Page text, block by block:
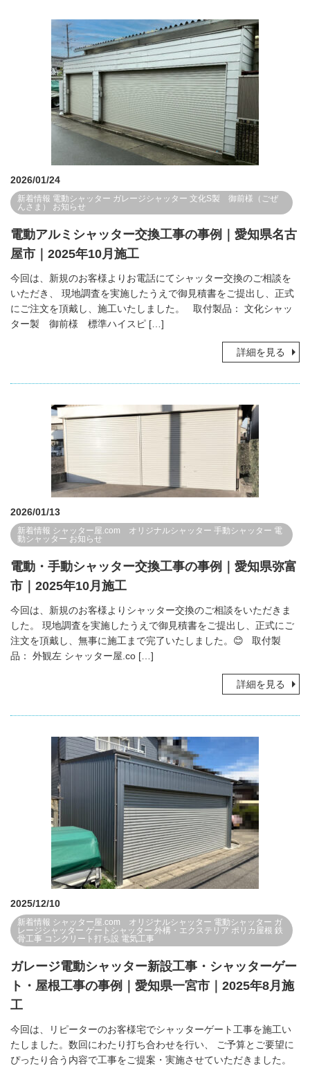
2026/01/24
新着情報 電動シャッター ガレージシャッター 文化S製 御前様（ごぜ
んさま）
お知らせ
電動アルミシャッター交換工事の事例｜愛知県名古
屋市｜2025年10月施工
今回は、新規のお客様よりお電話にてシャッター交換のご相談を
いただき、 現地調査を実施したうえで御見積書をご提出し、正式
にご注文を頂戴し、施工いたしました。 取付製品： 文化シャッ
ター製 御前様 標準ハイスピ […]
詳細を見る
2026/01/13
新着情報 シャッター屋.com オリジナルシャッター 手動シャッター 電
動シャッター お知らせ
電動・手動シャッター交換工事の事例｜愛知県弥富
市｜2025年10月施工
今回は、新規のお客様よりシャッター交換のご相談をいただきま
した。 現地調査を実施したうえで御見積書をご提出し、正式にご
注文を頂戴し、無事に施工まで完了いたしました。😊 取付製
品： 外観左 シャッター屋.co […]
詳細を見る
2025/12/10
新着情報 シャッター屋.com オリジナルシャッター 電動シャッター ガ
レージシャッター ゲートシャッター 外構・エクステリア ポリカ屋根 鉄
骨工事 コンクリート打ち設 電気工事
ガレージ電動シャッター新設工事・シャッターゲー
ト・屋根工事の事例｜愛知県一宮市｜2025年8月施
工
今回は、リピーターのお客様宅でシャッターゲート工事を施工い
たしました。数回にわたり打ち合わせを行い、 ご予算とご要望に
ぴったり合う内容で工事をご提案・実施させていただきました。